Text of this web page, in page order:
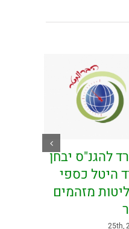
להגנ"ס יבחן
היטל כספי
מזהמים